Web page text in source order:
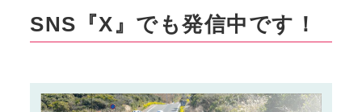
をリサーチします。▶▶▶『チ
ョイフル！』の公式Ｘ（旧
2018年に「モンキー」ブランド
として復活した125ccの人気レ
車はいくらで買える？2024年
11月時点での中古車実勢価格や
SNS『X』でも発信中です！